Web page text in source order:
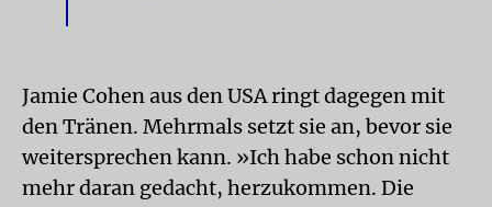
Jamie Cohen aus den USA ringt dagegen mit
den Tränen. Mehrmals setzt sie an, bevor sie
weitersprechen kann. »Ich habe schon nicht
mehr daran gedacht, herzukommen. Die